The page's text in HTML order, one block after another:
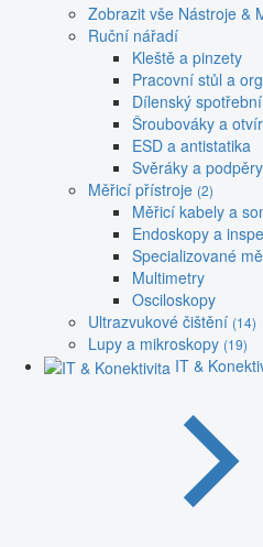
Zobrazit vše Nástroje &
Ruční nářadí
Kleště a pinzety
Pracovní stůl a
Dílenský
Šroubováky a
ESD a antistatika
Svěráky a podpěry
Měřicí přístroje (2)
Měřicí kabely a
Endoskopy a
Specializované
Multimetry
Osciloskopy
Ultrazvukové čištění (14)
Lupy a mikroskopy (19)
IT &